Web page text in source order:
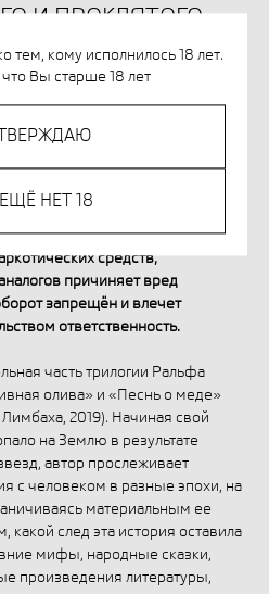
тем, кому исполнилось 18 лет.
Вы старше 18 лет
НЕТ 18
И ПРОКЛЯТОГО
КУПИТЬ
средств,
причиняет вред
запрещён и влечет
ответственность.
часть трилогии Ральфа
олива» и «Песнь о меде»
2019). Начиная свой
на Землю в результате
автор прослеживает
с человеком в разные эпохи, на
материальным ее
какой след эта история оставила
мифы, народные сказки,
произведения литературы,